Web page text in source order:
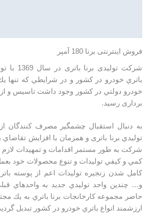
فروش اینترنتی برنا 180 آمپر
شرکت
باتري خودرو در كشور و در شرايطي كه تنها يك
برداری رسید.
به دنبال استقبال چشمگير مصرف كنندگان
توليدي برنا باتری و همزمان با افزايش تقاضاي
شرکت به طور مستمر اقدامات و تمهيدات لازم
كمي و كيفي توليدات و تنوع محصولات خود
كامل شدن زنجيره توليدات اعم از پوسته
و… چندين واحد توليدي جديد به واحدهاي
حاضر مجموعه كارخانجات برنا باتري به يك
ارزشمند انواع باتري خودرو در کشور تبديل